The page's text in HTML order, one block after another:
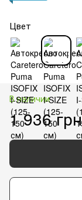
Цвет
В наличии
1 936 грн